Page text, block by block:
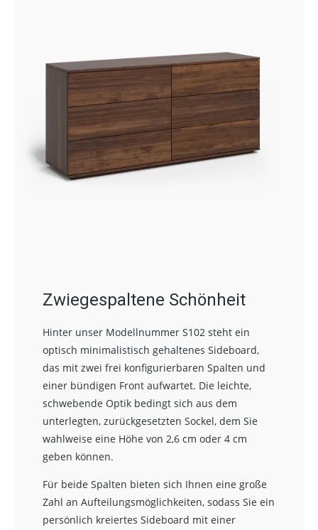
Zwiegespaltene Schönheit
Hinter unser Modellnummer S102 steht ein
optisch minimalistisch gehaltenes Sideboard,
das mit zwei frei konfigurierbaren Spalten und
einer bündigen Front aufwartet. Die leichte,
schwebende Optik bedingt sich aus dem
unterlegten, zurückgesetzten Sockel, dem Sie
wahlweise eine Höhe von 2,6 cm oder 4 cm
geben können.
Für beide Spalten bieten sich Ihnen eine große
Zahl an Aufteilungsmöglichkeiten, sodass Sie ein
persönlich kreiertes Sideboard mit einer